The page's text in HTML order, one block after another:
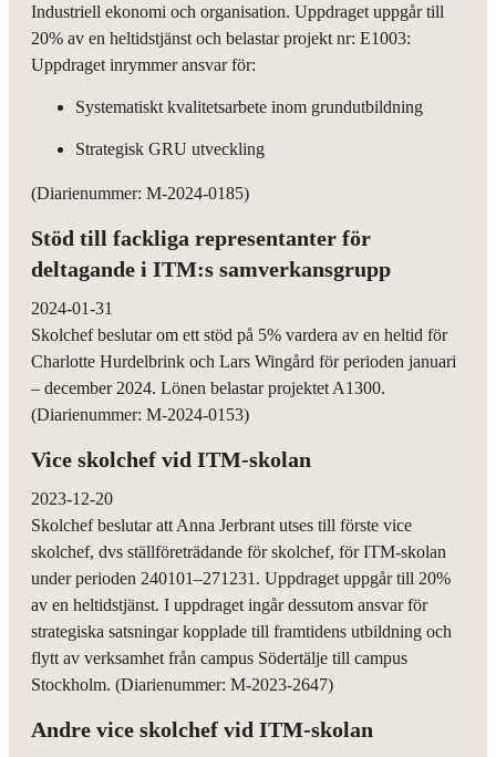
Industriell ekonomi och organisation. Uppdraget uppgår till
20% av en heltidstjänst och belastar projekt nr: E1003:
Uppdraget inrymmer ansvar för:
Systematiskt kvalitetsarbete inom grundutbildning
Strategisk GRU utveckling
(Diarienummer: M-2024-0185)
Stöd till fackliga representanter för
deltagande i ITM:s samverkansgrupp
2024-01-31
Skolchef beslutar om ett stöd på 5% vardera av en heltid för
Charlotte Hurdelbrink och Lars Wingård för perioden januari
– december 2024. Lönen belastar projektet A1300.
(Diarienummer: M-2024-0153)
Vice skolchef vid ITM-skolan
2023-12-20
Skolchef beslutar att Anna Jerbrant utses till förste vice
skolchef, dvs ställföreträdande för skolchef, för ITM-skolan
under perioden 240101–271231. Uppdraget uppgår till 20%
av en heltidstjänst. I uppdraget ingår dessutom ansvar för
strategiska satsningar kopplade till framtidens utbildning och
flytt av verksamhet från campus Södertälje till campus
Stockholm. (Diarienummer: M-2023-2647)
Andre vice skolchef vid ITM-skolan